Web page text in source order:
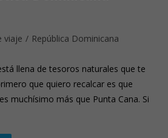
viaje / República Dominicana
llena de tesoros naturales que te
que quiero recalcar es que
muchísimo más que Punta Cana. Si